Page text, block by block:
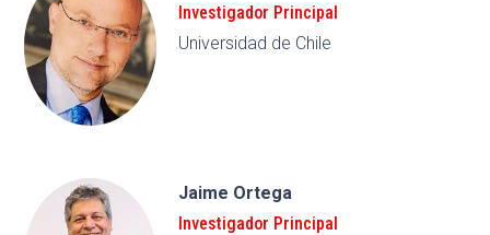
Investigador Principal
Universidad de Chile
Jaime Ortega
Investigador Principal